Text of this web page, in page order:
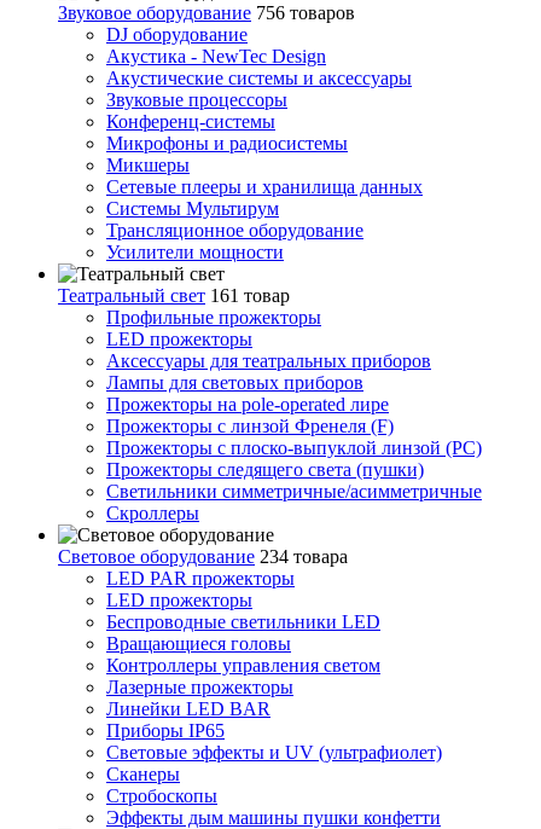
Звуковое оборудование 756 товаров
DJ оборудование
Акустика - NewTec Design
Акустические системы и аксессуары
Звуковые процессоры
Конференц-системы
Микрофоны и радиосистемы
Микшеры
Сетевые плееры и хранилища данных
Системы Мультирум
Трансляционное оборудование
Усилители мощности
Театральный свет 161 товар
Профильные прожекторы
LED прожекторы
Аксессуары для театральных приборов
Лампы для световых приборов
Прожекторы на pole-operated лире
Прожекторы с линзой Френеля (F)
Прожекторы с плоско-выпуклой линзой (PC)
Прожекторы следящего света (пушки)
Светильники симметричные/асимметричные
Скроллеры
Световое оборудование 234 товара
LED PAR прожекторы
LED прожекторы
Беспроводные светильники LED
Вращающиеся головы
Контроллеры управления светом
Лазерные прожекторы
Линейки LED BAR
Приборы IP65
Световые эффекты и UV (ультрафиолет)
Сканеры
Стробоскопы
Эффекты дым машины пушки конфетти